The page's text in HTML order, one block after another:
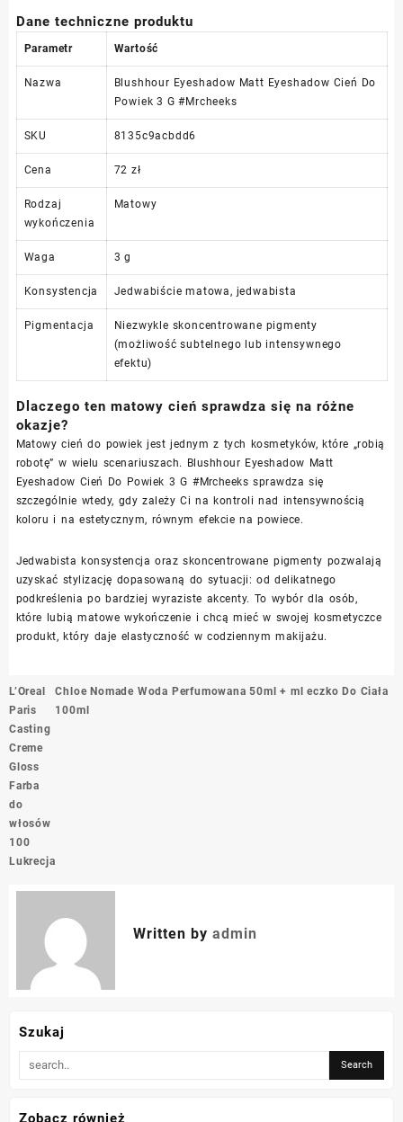
Dane techniczne produktu
Parametr Wartość
Nazwa
Blushhour Eyeshadow Matt Eyeshadow Cień Do
Powiek 3 G #Mrcheeks
SKU 8135c9acbdd6
Cena 72 zł
Rodzaj
wykończenia
Matowy
Waga 3 g
Konsystencja Jedwabiście matowa, jedwabista
Pigmentacja
Niezwykle skoncentrowane pigmenty
(możliwość subtelnego lub intensywnego
efektu)
Dlaczego ten matowy cień sprawdza się na różne
okazje?
Matowy cień do powiek jest jednym z tych kosmetyków, które „robią
robotę” w wielu scenariuszach. Blushhour Eyeshadow Matt
Eyeshadow Cień Do Powiek 3 G #Mrcheeks sprawdza się
szczególnie wtedy, gdy zależy Ci na kontroli nad intensywnością
koloru i na estetycznym, równym efekcie na powiece.
Jedwabista konsystencja oraz skoncentrowane pigmenty pozwalają
uzyskać stylizację dopasowaną do sytuacji: od delikatnego
podkreślenia po bardziej wyraziste akcenty. To wybór dla osób,
które lubią matowe wykończenie i chcą mieć w swojej kosmetyczce
produkt, który daje elastyczność w codziennym makijażu.
Nawigacja
wpisu
L’Oreal
Paris
Casting
Creme
Gloss
Farba
do
włosów
100
Lukrecja
Chloe Nomade Woda Perfumowana 50ml + ml eczko Do Ciała
100ml
Written by admin
Szukaj
Zobacz również